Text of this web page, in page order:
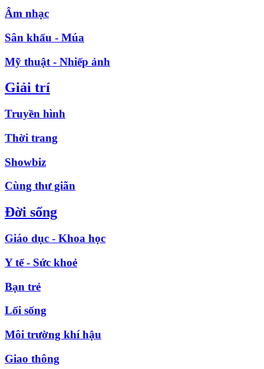
Âm nhạc
Sân khấu - Múa
Mỹ thuật - Nhiếp ảnh
Giải trí
Truyền hình
Thời trang
Showbiz
Cùng thư giãn
Đời sống
Giáo dục - Khoa học
Y tế - Sức khoẻ
Bạn trẻ
Lối sống
Môi trường khí hậu
Giao thông